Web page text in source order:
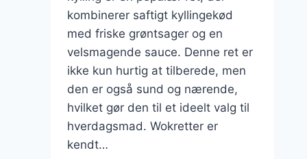
kombinerer saftigt kyllingekød
med friske grøntsager og en
velsmagende sauce. Denne ret er
ikke kun hurtig at tilberede, men
den er også sund og nærende,
hvilket gør den til et ideelt valg til
hverdagsmad. Wokretter er
kendt…